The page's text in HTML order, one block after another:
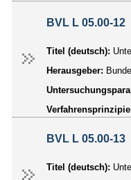
BVL L 05.00-12
Titel (deutsch):
Herausgeber:
BVL L 05.00-13
Titel (deutsch):